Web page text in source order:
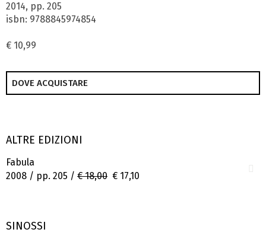
2014, pp. 205
isbn: 9788845974854
€ 10,99
DOVE ACQUISTARE
ALTRE EDIZIONI
Fabula
2008 / pp. 205 / € 18,00 € 17,10
SINOSSI